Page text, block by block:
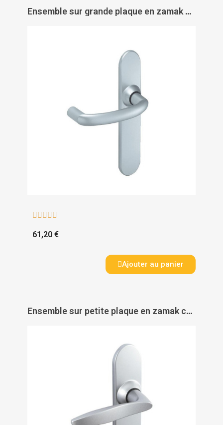
Ensemble sur grande plaque en zamak chromé velours - ALTO - VACHETTE ASSA ABLOY
    
61,20 €
Ajouter au panier
Ensemble sur petite plaque en zamak chromé velours - TWIST - VACHETTE ASSA ABLOY